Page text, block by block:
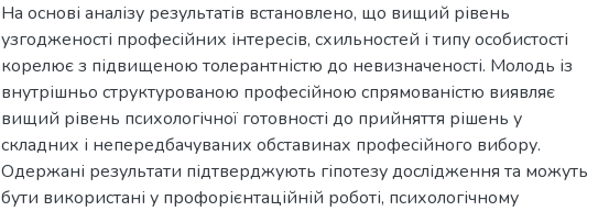
На основі аналізу результатів встановлено, що вищий рівень
узгодженості професійних інтересів, схильностей і типу особистості
корелює з підвищеною толерантністю до невизначеності. Молодь із
внутрішньо структурованою професійною спрямованістю виявляє
вищий рівень психологічної готовності до прийняття рішень у
складних і непередбачуваних обставинах професійного вибору.
Одержані результати підтверджують гіпотезу дослідження та можуть
бути використані у профорієнтаційній роботі, психологічному